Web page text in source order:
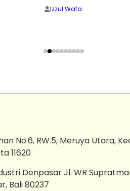
Izzul Wafa
No.6, RW.5, Meruya Utara,
11620
Denpasar Jl. WR
Bali 80237